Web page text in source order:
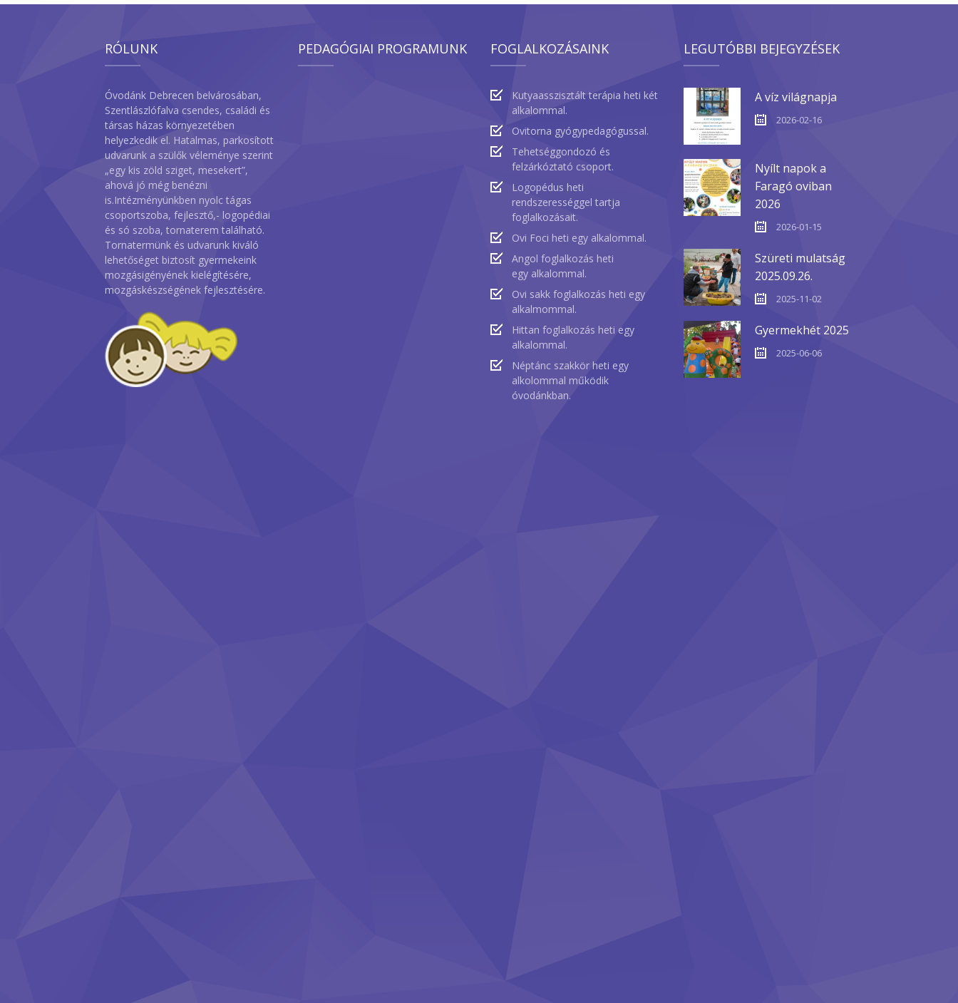
RÓLUNK
Óvodánk Debrecen belvárosában,
Szentlászlófalva csendes, családi és
társas házas környezetében
helyezkedik el. Hatalmas, parkosított
udvarunk a szülők véleménye szerint
„egy kis zöld sziget, mesekert”,
ahová jó még benézni
is.Intézményünkben nyolc tágas
csoportszoba, fejlesztő,- logopédiai
és só szoba, tornaterem található.
Tornatermünk és udvarunk kiváló
lehetőséget biztosít gyermekeink
mozgásigényének kielégítésére,
mozgáskészségének fejlesztésére.
PEDAGÓGIAI PROGRAMUNK FOGLALKOZÁSAINK
Kutyaasszisztált terápia heti két
alkalommal.
Ovitorna gyógypedagógussal.
Tehetséggondozó és
felzárkóztató csoport.
Logopédus heti
rendszerességgel tartja
foglalkozásait.
Ovi Foci heti egy alkalommal.
Angol foglalkozás heti
egy alkalommal.
Ovi sakk foglalkozás heti egy
alkalmommal.
Hittan foglalkozás heti egy
alkalommal.
Néptánc szakkör heti egy
alkolommal működik
óvodánkban.
LEGUTÓBBI BEJEGYZÉSEK
A víz világnapja
2026-02-16
Nyílt napok a
Faragó oviban
2026
2026-01-15
Szüreti mulatság
2025.09.26.
2025-11-02
Gyermekhét 2025
2025-06-06